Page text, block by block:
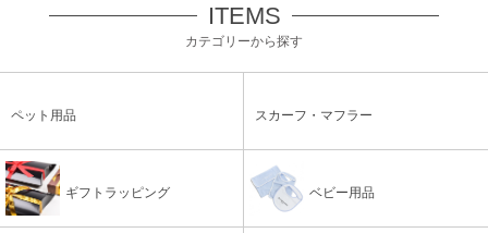
ITEMS
カテゴリーから探す
ペット用品 スカーフ・マフラー
ギフトラッピング ベビー用品